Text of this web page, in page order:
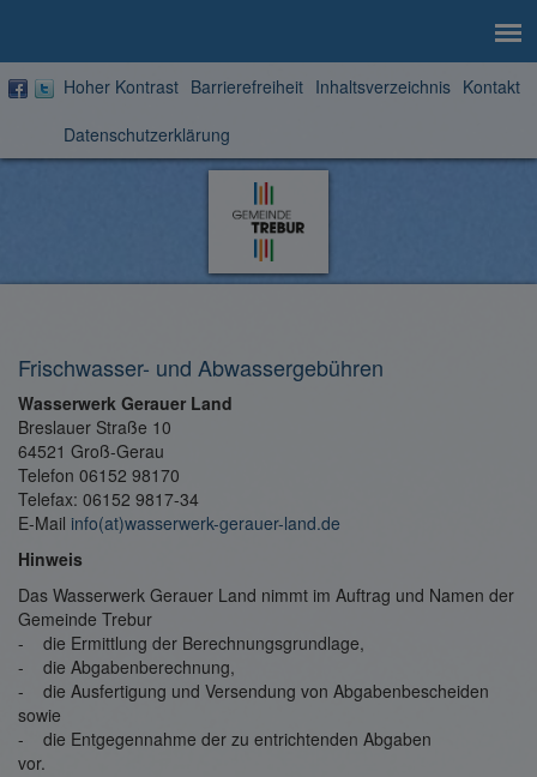
Hoher Kontrast Barrierefreiheit Inhaltsverzeichnis Kontakt
Datenschutzerklärung
Zur
Startseite
Frischwasser- und Abwassergebühren
Wasserwerk Gerauer Land
Breslauer Straße 10
64521 Groß-Gerau
Telefon 06152 98170
Telefax: 06152 9817-34
E-Mail info(at)wasserwerk-gerauer-land.de
Hinweis
Das Wasserwerk Gerauer Land nimmt im Auftrag und Namen der
Gemeinde Trebur
- die Ermittlung der Berechnungsgrundlage,
- die Abgabenberechnung,
- die Ausfertigung und Versendung von Abgabenbescheiden
sowie
- die Entgegennahme der zu entrichtenden Abgaben
vor.